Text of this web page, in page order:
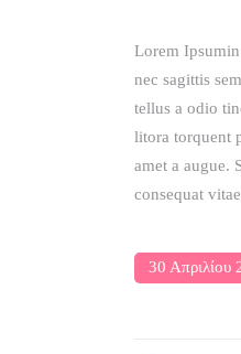
Lorem
nec sagittis
tellus a odio
litora torquent
amet a augue.
consequat
30 Απριλίου